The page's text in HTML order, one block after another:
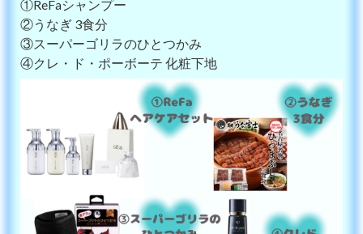
①ReFaシャンプー
②うなぎ 3食分
③スーパーゴリラのひとつかみ
④クレ・ド・ポーボーテ 化粧下地